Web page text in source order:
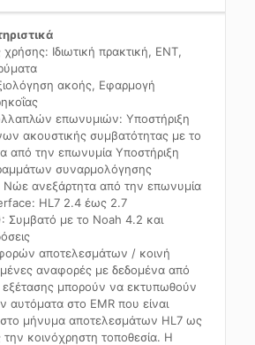
Ιδιωτική πρακτική, ENT,
ακοής, Εφαρμογή
επωνυμιών: Υποστήριξη
ακουστικής συμβατότητας με το
από την επωνυμία Υποστήριξη
συναρμολόγησης
ανεξάρτητα από την επωνυμία
HL7 2.4 έως 2.7
Συμβατό με το Noah 4.2 και
αποτελεσμάτων / κοινή
αναφορές με δεδομένα από
εξέτασης μπορούν να εκτυπωθούν
αυτόματα στο EMR που είναι
μήνυμα αποτελεσμάτων HL7 ως
κοινόχρηστη τοποθεσία. Η